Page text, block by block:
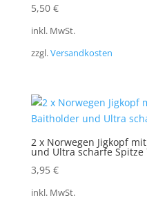
5,50 €
inkl. MwSt.
zzgl.Versandkosten
2 x Norwegen Jigkopf
und Ultra scharfe Spitze
3,95 €
inkl. MwSt.